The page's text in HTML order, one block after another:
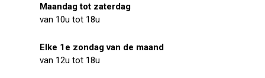
Maandag tot zaterdag
van 10u tot 18u
Elke 1e zondag van de maand
van 12u tot 18u